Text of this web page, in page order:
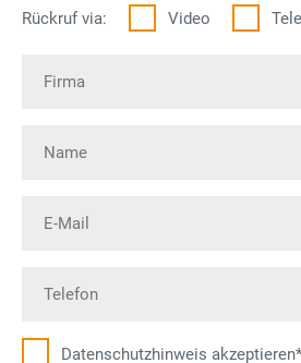
Rückruf via: Video
Datenschutz­hinweis akzeptieren*